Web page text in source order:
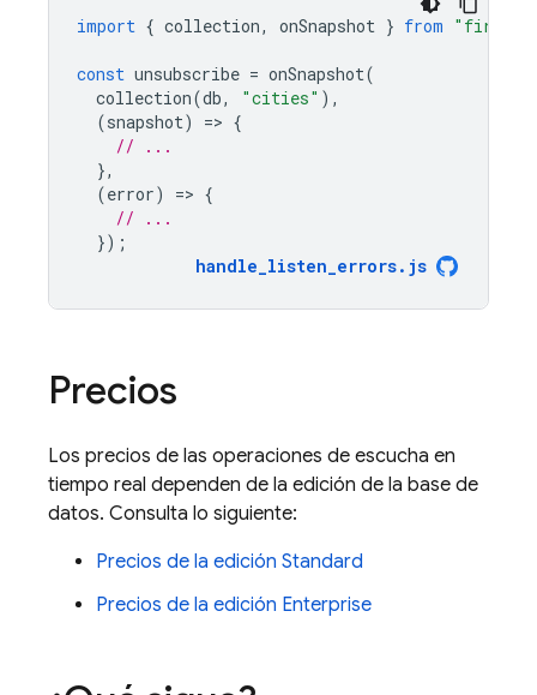
import { collection, onSnapshot } from
const unsubscribe = onSnapshot(
collection(db, "cities" ),
(snapshot) => {
// ...
},
(error) => {
// ...
});
handle_listen_errors. js
Precios
Los precios de las operaciones de escucha en
tiempo real dependen de la edición de la base de
datos. Consulta lo siguiente:
Precios de la edición Standard
Precios de la edición Enterprise